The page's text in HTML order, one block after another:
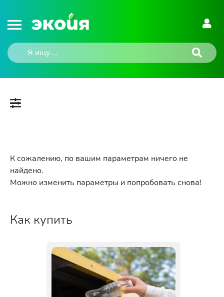
К сожалению, по вашим параметрам ничего не
найдено.
Можно изменить параметры и попробовать снова!
Как купить